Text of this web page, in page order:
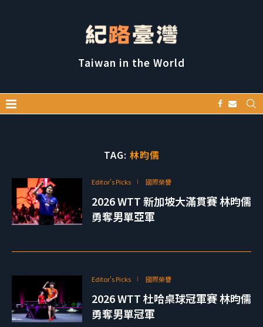
Taiwan in the World
TAG: 林昀儒
Editor's Picks 國際榮譽
2026 WTT 新加坡大滿貫賽 林昀儒
勇奪男單亞軍
Editor's Picks 國際榮譽
2026 WTT 杜哈桌球冠軍賽 林昀儒
勇奪男單冠軍